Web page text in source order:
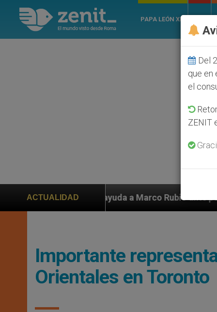
PAPA LEÓN XIV
ACTUALIDAD
ayuda a Marco Rubio ante persecución de
Importante
Orientales en Toronto
Del
que en
el
ZENIT